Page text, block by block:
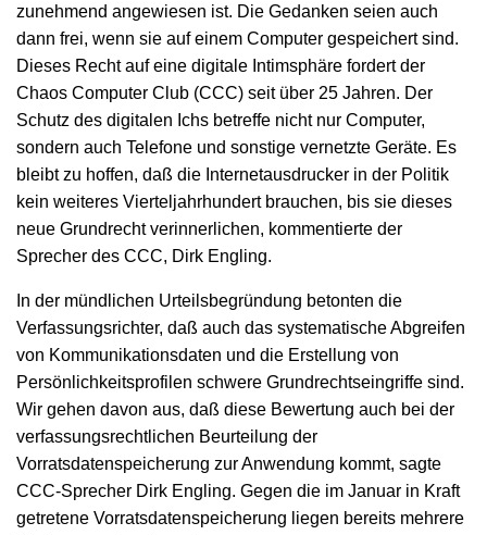
zunehmend angewiesen ist. Die Gedanken seien auch
dann frei, wenn sie auf einem Computer gespeichert sind.
Dieses Recht auf eine digitale Intimsphäre fordert der
Chaos Computer Club (CCC) seit über 25 Jahren. Der
Schutz des digitalen Ichs betreffe nicht nur Computer,
sondern auch Telefone und sonstige vernetzte Geräte. Es
bleibt zu hoffen, daß die Internetausdrucker in der Politik
kein weiteres Vierteljahrhundert brauchen, bis sie dieses
neue Grundrecht verinnerlichen, kommentierte der
Sprecher des CCC, Dirk Engling.
In der mündlichen Urteilsbegründung betonten die
Verfassungsrichter, daß auch das systematische Abgreifen
von Kommunikationsdaten und die Erstellung von
Persönlichkeitsprofilen schwere Grundrechtseingriffe sind.
Wir gehen davon aus, daß diese Bewertung auch bei der
verfassungsrechtlichen Beurteilung der
Vorratsdatenspeicherung zur Anwendung kommt, sagte
CCC-Sprecher Dirk Engling. Gegen die im Januar in Kraft
getretene Vorratsdatenspeicherung liegen bereits mehrere